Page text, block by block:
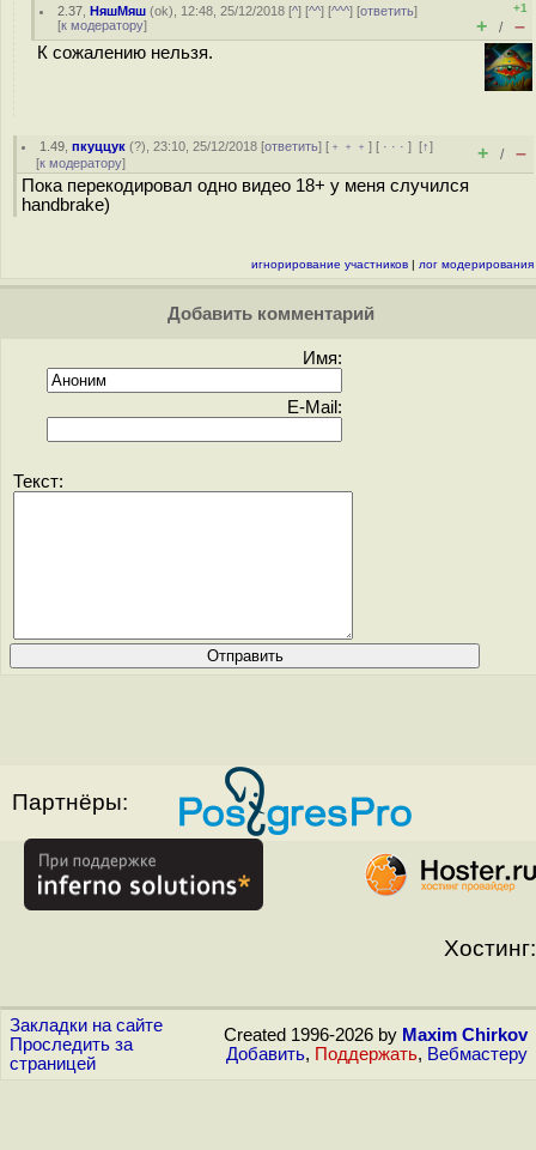
2.37 ,НяшМяш (ok), 12:48, 25/12/2018 [^] [^^] [^^^] [ответить]
[к модератору]
+1
+ / –
К сожалению нельзя.
1.49 ,пкуццук (?), 23:10, 25/12/2018 [ответить] [ ﹢﹢﹢] [ · · ·][↑]
[к модератору] + / –
Пока перекодировал одно видео 18+ у меня случился
handbrake)
игнорирование участников | лог модерирования
Добавить комментарий
Имя:
E-Mail:
Текст:
Партнёры:
Хостинг:
Закладки на сайте
Проследить за
страницей
Created 1996-2026 by Maxim Chirkov
Добавить, Поддержать, Вебмастеру